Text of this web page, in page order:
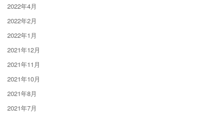
2022年4月
2022年2月
2022年1月
2021年12月
2021年11月
2021年10月
2021年8月
2021年7月